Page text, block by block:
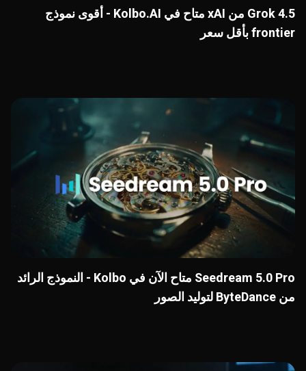
Grok 4.5 من xAI متاح في Kolbo.AI - أقوى نموذج
frontier بأقل سعر
Seedream 5.0 Pro متاح الآن في Kolbo - النموذج الرائد
من ByteDance لتوليد الصور